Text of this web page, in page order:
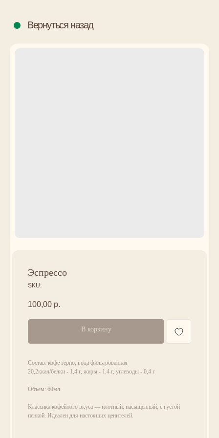
Эспрессо
SKU:
100,00 р.
В корзину
Состав: кофе зерно, вода фильтрованная
20,2ккал/белки - 1,4 г, жиры - 1,4 г, углеводы - 0,4 г
Объем: 60мл
Классика кофейного вкуса — плотный, насыщенный, с густой
пенкой. Идеален для настоящих ценителей.